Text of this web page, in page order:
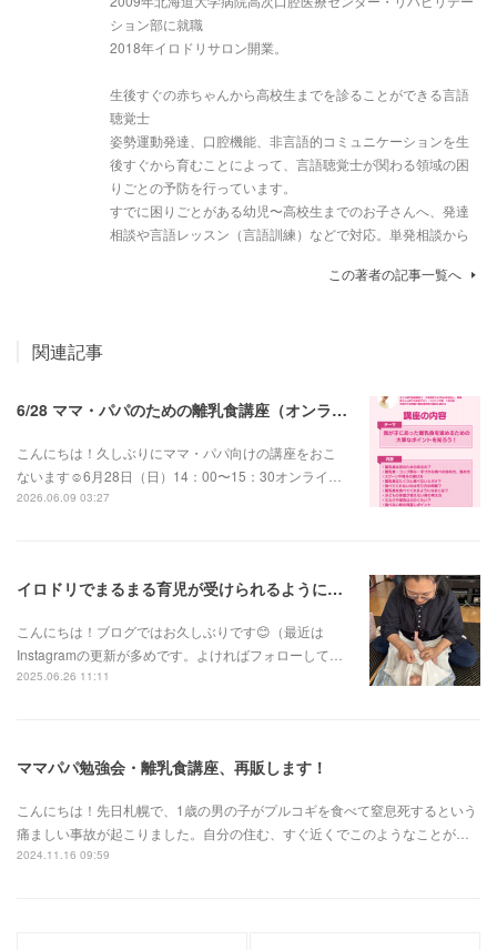
ション部に就職
2018年イロドリサロン開業。
生後すぐの赤ちゃんから高校生までを診ることができる言語
聴覚士
姿勢運動発達、口腔機能、非言語的コミュニケーションを生
後すぐから育むことによって、言語聴覚士が関わる領域の困
りごとの予防を行っています。
すでに困りごとがある幼児〜高校生までのお子さんへ、発達
相談や言語レッスン（言語訓練）などで対応。単発相談から
この著者の記事一覧へ
関連記事
6/28 ママ・パパのための離乳食講座（オンライン））
こんにちは！久しぶりにママ・パパ向けの講座をおこ
ないます☺️6月28日（日）14：00〜15：30オンライ…
2026.06.09 03:27
イロドリでまるまる育児が受けられるようになりました！
こんにちは！ブログではお久しぶりです😊（最近は
Instagramの更新が多めです。よければフォローして…
2025.06.26 11:11
ママパパ勉強会・離乳食講座、再販します！
こんにちは！先日札幌で、1歳の男の子がプルコギを食べて窒息死するという
痛ましい事故が起こりました。自分の住む、すぐ近くでこのようなことが…
2024.11.16 09:59